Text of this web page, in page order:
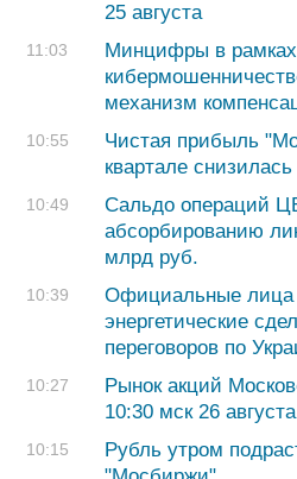
25 августа
11:03
Минцифры в
механизм
10:55
Чистая прибыль
квартале
10:49
Сальдо операций
абсорбированию
млрд руб.
10:39
Официальные
энергетические
переговоров по
10:27
Рынок акций
10:30 мск 26
10:15
Рубль утром